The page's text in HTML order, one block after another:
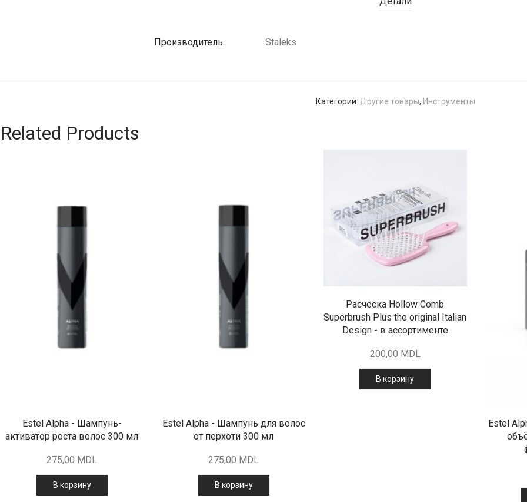
Производитель Staleks
Категории: Другие товары, Инструменты
Related Products
Estel Alpha - Шампунь-
активатор роста волос 300 мл
275,00 MDL
В корзину
Estel Alpha - Шампунь для волос
от перхоти 300 мл
275,00 MDL
В корзину
Расческа Hollow Comb
Superbrush Plus the original Italian
Design - в ассортименте
200,00 MDL
В корзину
Estel